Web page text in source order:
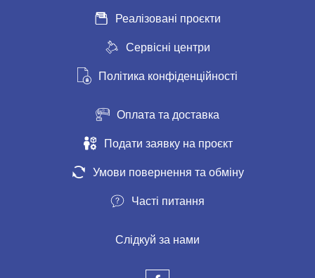
Реалізовані проєкти
Сервісні центри
Політика конфіденційності
Оплата та доставка
Подати заявку на проєкт
Умови повернення та обміну
Часті питання
Слідкуй за нами